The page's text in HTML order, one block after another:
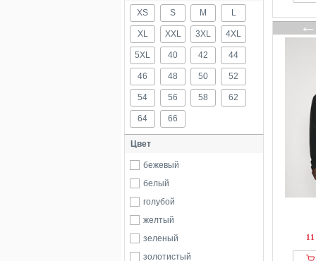
Helly Hansen
Houdini
Hummel
Jack Wolfskin
Lonsdale
lululemon
Mammut
Millet
Nike
Nike Golf
NOMAD
Patagonia
Peak Performance
XS S M L
XL XXL 3XL 4XL
5XL 40 42 44
46 48 50 52
54 56 58 62
64 66
Цвет
бежевый
белый
голубой
желтый
зеленый
золотистый